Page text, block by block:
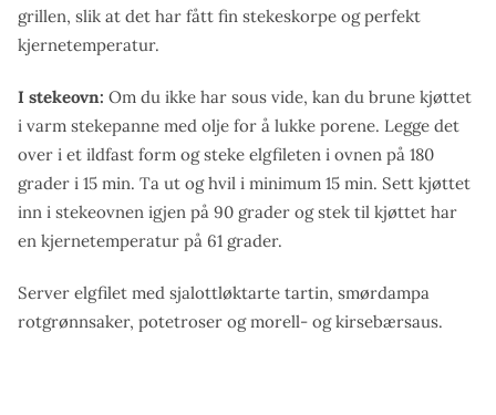
grillen, slik at det har fått fin stekeskorpe og perfekt
kjernetemperatur.
I stekeovn: Om du ikke har sous vide, kan du brune kjøttet
i varm stekepanne med olje for å lukke porene. Legge det
over i et ildfast form og steke elgfileten i ovnen på 180
grader i 15 min. Ta ut og hvil i minimum 15 min. Sett kjøttet
inn i stekeovnen igjen på 90 grader og stek til kjøttet har
en kjernetemperatur på 61 grader.
Server elgfilet med sjalottløktarte tartin, smørdampa
rotgrønnsaker, potetroser og morell- og kirsebærsaus.